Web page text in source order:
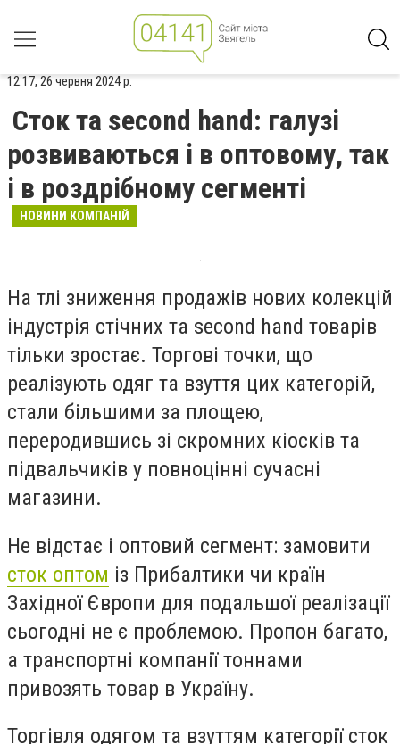
12:17, 26 червня 2024 р.
Сток та second hand: галузі
розвиваються і в оптовому, так
і в роздрібному сегменті
НОВИНИ КОМПАНІЙ
На тлі зниження продажів нових колекцій
індустрія стічних та second hand товарів
тільки зростає. Торгові точки, що
реалізують одяг та взуття цих категорій,
стали більшими за площею,
переродившись зі скромних кіосків та
підвальчиків у повноцінні сучасні
магазини.
Не відстає і оптовий сегмент: замовити
сток оптом із Прибалтики чи країн
Західної Європи для подальшої реалізації
сьогодні не є проблемою. Пропон багато,
а транспортні компанії тоннами
привозять товар в Україну.
Торгівля одягом та взуттям категорії сток